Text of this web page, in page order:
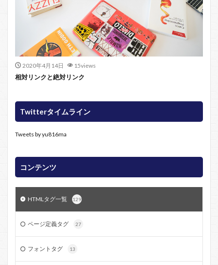
2020年4月14日 15views
相対リンクと絶対リンク
Twitterタイムライン
Tweets by yu816ma
コンテンツ
HTMLタグ一覧 129
ページ定義タグ 27
フォントタグ 13